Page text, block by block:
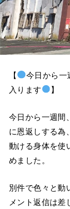
【 今日から一
入ります
】
今日から一週間
に恩返しする為
動ける身体を使
めました。
別件で色々と動
メント返信は差